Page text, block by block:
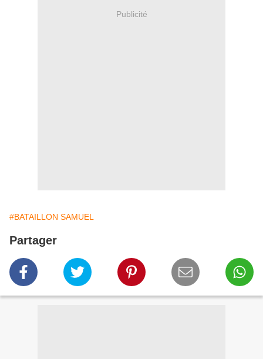
Publicité
#BATAILLON SAMUEL
Partager